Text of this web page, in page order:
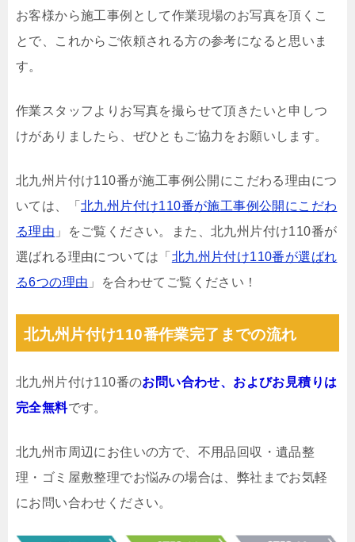
お客様から施工事例として作業現場のお写真を頂くこ
とで、これからご依頼される方の参考になると思いま
す。
作業スタッフよりお写真を撮らせて頂きたいと申しつ
けがありましたら、ぜひともご協力をお願いします。
北九州片付け110番が施工事例公開にこだわる理由につ
いては、「 北九州片付け110番が施工事例公開にこだわ
る理由 」をご覧ください。また、北九州片付け110番が
選ばれる理由については「 北九州片付け110番が選ばれ
る6つの理由 」を合わせてご覧ください！
北九州片付け110番作業完了までの流れ
北九州片付け110番のお問い合わせ、およびお見積りは
完全無料です。
北九州市周辺にお住いの方で、不用品回収・遺品整
理・ゴミ屋敷整理でお悩みの場合は、弊社までお気軽
にお問い合わせください。